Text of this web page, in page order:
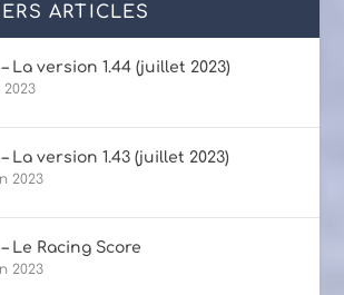
ARTICLES
La version 1.44 (juillet 2023)
2023
La version 1.43 (juillet 2023)
2023
Le Racing Score
2023